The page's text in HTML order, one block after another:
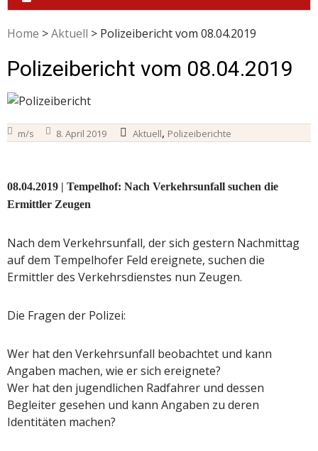
Home >Aktuell > Polizeibericht vom 08.04.2019
Polizeibericht vom 08.04.2019
m/s 8. April 2019 Aktuell, Polizeiberichte
08.04.2019 | Tempelhof: Nach Verkehrsunfall suchen die
Ermittler Zeugen
Nach dem Verkehrsunfall, der sich gestern Nachmittag
auf dem Tempelhofer Feld ereignete, suchen die
Ermittler des Verkehrsdienstes nun Zeugen.
Die Fragen der Polizei:
Wer hat den Verkehrsunfall beobachtet und kann
Angaben machen, wie er sich ereignete?
Wer hat den jugendlichen Radfahrer und dessen
Begleiter gesehen und kann Angaben zu deren
Identitäten machen?